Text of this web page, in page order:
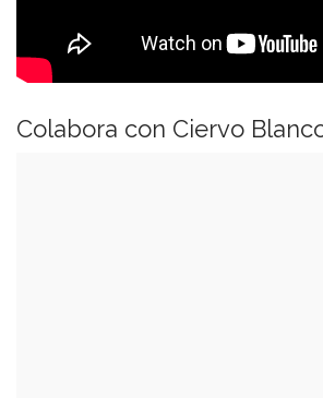
Colabora con Ciervo